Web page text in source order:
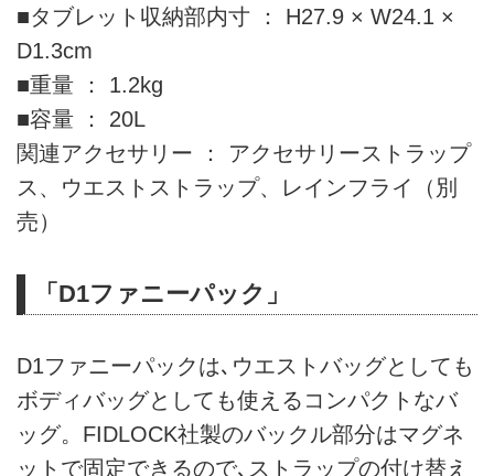
■タブレット収納部内寸 ： H27.9 × W24.1 ×
D1.3cm
■重量 ： 1.2kg
■容量 ： 20L
関連アクセサリー ： アクセサリーストラップ
ス、ウエストストラップ、レインフライ（別
売）
「D1ファニーパック」
D1ファニーパックは､ウエストバッグとしても
ボディバッグとしても使えるコンパクトなバ
ッグ。FIDLOCK社製のバックル部分はマグネ
ットで固定できるので､ストラップの付け替え